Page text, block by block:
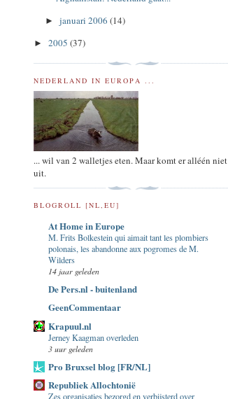
► januari 2006 (14)
► 2005 (37)
NEDERLAND IN EUROPA ...
... wil van 2 walletjes eten. Maar komt er alléén niet
uit.
BLOGROLL [NL,EU]
At Home in Europe
M. Frits Bolkestein qui aimait tant les plombiers
polonais, les abandonne aux pogromes de M.
Wilders
14 jaar geleden
De Pers.nl - buitenland
GeenCommentaar
Krapuul.nl
Jerney Kaagman overleden
3 uur geleden
Pro Bruxsel blog [FR/NL]
Republiek Allochtonië
Zes organisaties bezorgd en verbijsterd over